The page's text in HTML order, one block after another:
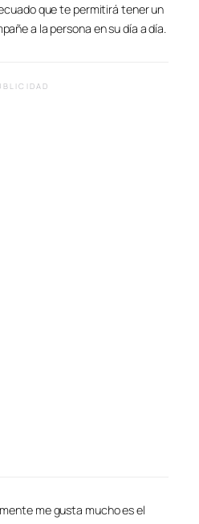
que te permitirá tener un
a la persona en su día a día.
me gusta mucho es el